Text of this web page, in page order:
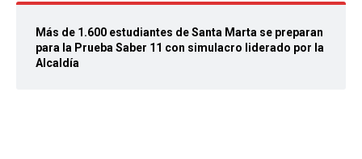
Más de 1.600 estudiantes de Santa Marta se preparan
para la Prueba Saber 11 con simulacro liderado por la
Alcaldía